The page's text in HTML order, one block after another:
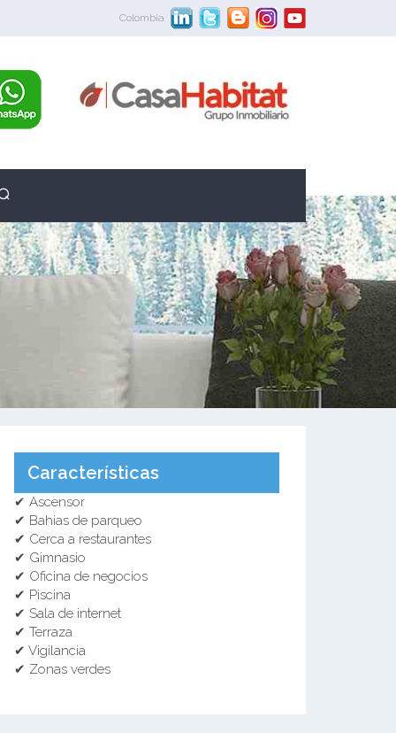
Colombia
Características
✔ Ascensor
✔ Bahias de parqueo
✔ Cerca a restaurantes
✔ Gimnasio
✔ Oficina de negocios
✔ Piscina
✔ Sala de internet
✔ Terraza
✔ Vigilancia
✔ Zonas verdes